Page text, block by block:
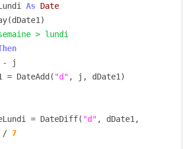
As Date
> lundi
j
= DateAdd(
"d" , j, dDate1)
= DateDiff(
"d" , dDate1,
/ 7